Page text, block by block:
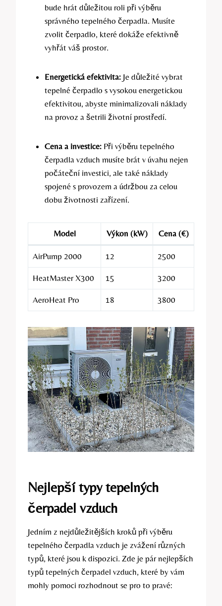
bude hrát důležitou roli při výběru
správného tepelného čerpadla. Musíte
zvolit čerpadlo, které dokáže efektivně
vyhřát váš prostor.
Energetická efektivita: Je důležité vybrat
tepelné čerpadlo s vysokou energetickou
efektivitou, abyste minimalizovali náklady
na provoz a šetrili životní prostředí.
Cena a investice: Při výběru tepelného
čerpadla vzduch musíte brát v úvahu nejen
počáteční investici, ale také náklady
spojené s provozem a údržbou za celou
dobu životnosti zařízení.
Model Výkon (kW) Cena (€)
AirPump 2000 12 2500
HeatMaster X300 15 3200
AeroHeat Pro 18 3800
Nejlepší typy tepelných
čerpadel vzduch
Jedním z nejdůležitějších kroků při výběru
tepelného čerpadla vzduch je zvážení různých
typů, které jsou k dispozici. Zde je pár nejlepších
typů tepelných čerpadel vzduch, které by vám
mohly pomoci rozhodnout se pro to pravé: